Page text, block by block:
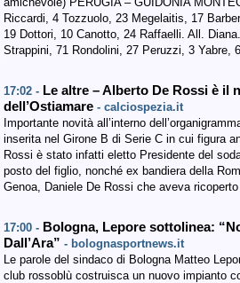
Riccardi, 4 Tozzuolo, 23 Megelaitis, 17
19 Dottori, 10 Canotto, 24 Raffaelli. All.
Strappini, 71 Rondolini, 27 Peruzzi, 3 Yabre,
17:02 - Le altre – Alberto De Rossi è il
dell’Ostiamare - calciospezia.it
Importante novità all’interno
inserita nel Girone B di Serie C in cui figura
Rossi è stato infatti eletto Presidente del
posto del figlio, nonché ex bandiera della
Genoa, Daniele De Rossi che aveva
17:00 - Bologna, Lepore sottolinea:
Dall’Ara” - bolognasportnews.it
Le parole del sindaco di Bologna Matteo
club rossoblù costruisca un nuovo impianto